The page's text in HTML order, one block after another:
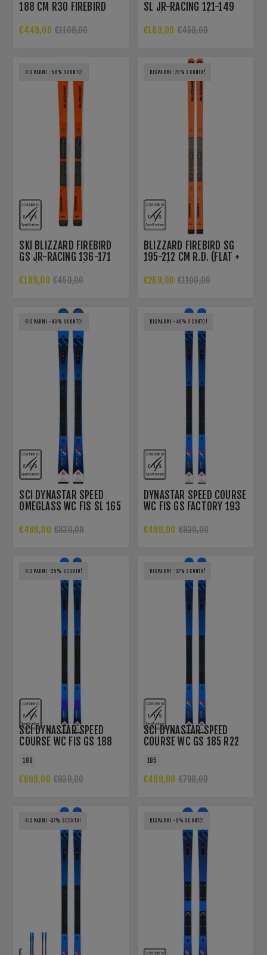
188 CM R30 FIREBIRD
€449,00 €1100,00
SL JR-RACING 121-149
€189,00 €450,00
RISPARMI -58% SCONTO!
SKI BLIZZARD FIREBIRD
GS JR-RACING 136-171
€189,00 €450,00
RISPARMI -76% SCONTO!
BLIZZARD FIREBIRD SG
195-212 CM R.D. (FLAT +
€269,00 €1100,00
RISPARMI -43% SCONTO!
SCI DYNASTAR SPEED
OMEGLASS WC FIS SL 165
€469,00 €830,00
RISPARMI -46% SCONTO!
DYNASTAR SPEED COURSE
WC FIS GS FACTORY 193
€499,00 €930,00
RISPARMI -25% SCONTO!
SCI DYNASTAR SPEED
COURSE WC FIS GS 188
188
€699,00 €930,00
RISPARMI -37% SCONTO!
SCI DYNASTAR SPEED
COURSE WC GS 185 R22
185
€499,00 €790,00
RISPARMI -37% SCONTO! RISPARMI -9% SCONTO!